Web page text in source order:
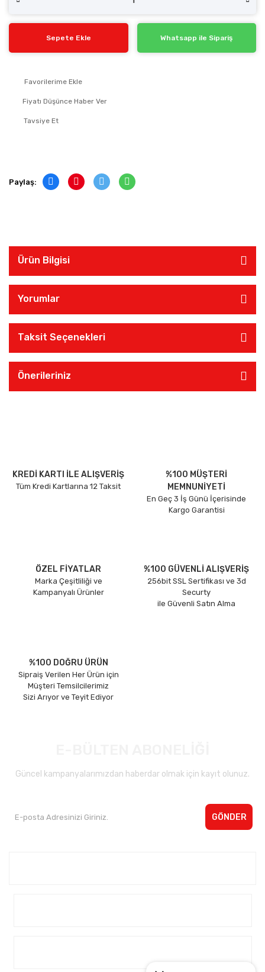
Sepete Ekle Whatsapp ile Sipariş
Fiyatı Düşünce Haber Ver
Tavsiye Et
Paylaş:
Ürün Bilgisi
Yorumlar
Taksit Seçenekleri
Önerileriniz
KREDİ KARTI İLE ALIŞVERİŞ
Tüm Kredi Kartlarına 12 Taksit
%100 MÜŞTERİ
MEMNUNİYETİ
En Geç 3 İş Günü İçerisinde
Kargo Garantisi
ÖZEL FİYATLAR
Marka Çeşitliliği ve
Kampanyalı Ürünler
%100 GÜVENLİ ALIŞVERİŞ
256bit SSL Sertifikası ve 3d
Securty
ile Güvenli Satın Alma
%100 DOĞRU ÜRÜN
Sipraiş Verilen Her Ürün için
Müşteri Temsilcilerimiz
Sizi Arıyor ve Teyit Ediyor
Güncel kampanyalarımızdan haberdar olmak için kayıt olunuz.
GÖNDER